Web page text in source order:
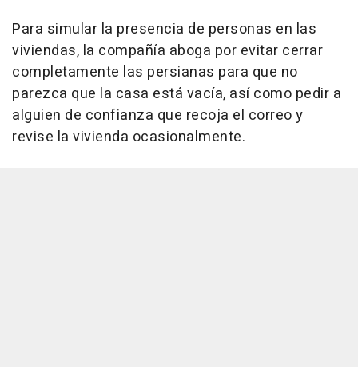
Para simular la presencia de personas en las
viviendas, la compañía aboga por evitar cerrar
completamente las persianas para que no
parezca que la casa está vacía, así como pedir a
alguien de confianza que recoja el correo y
revise la vivienda ocasionalmente.